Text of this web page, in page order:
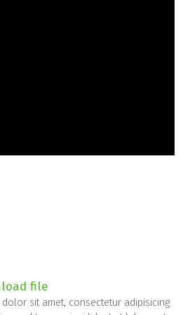
file
dolor sit amet, consectetur adipisicing